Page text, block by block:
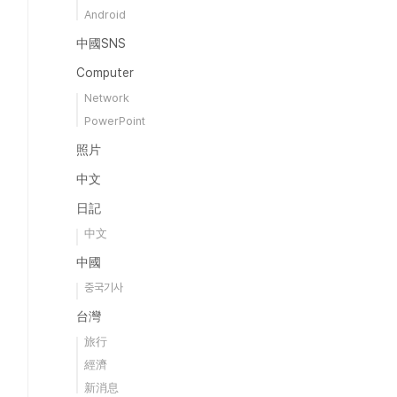
Android
中國SNS
Computer
Network
PowerPoint
照片
中文
日記
中文
中國
중국기사
台灣
旅行
經濟
新消息